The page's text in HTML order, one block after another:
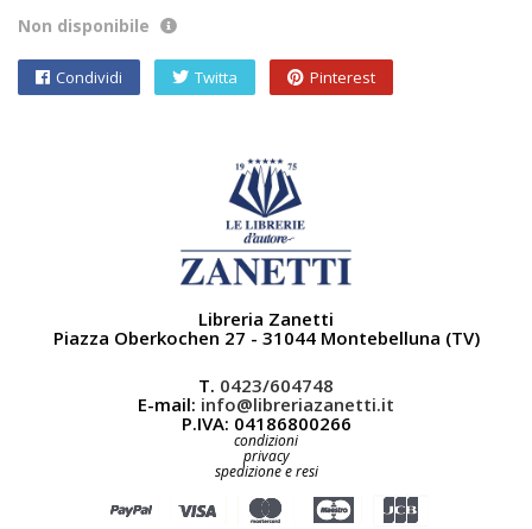
Non disponibile
Condividi Twitta Pinterest
Libreria Zanetti
Piazza Oberkochen 27 - 31044 Montebelluna (TV)
T. 0423/604748
E-mail: info@libreriazanetti.it
P.IVA: 04186800266
condizioni
privacy
spedizione e resi